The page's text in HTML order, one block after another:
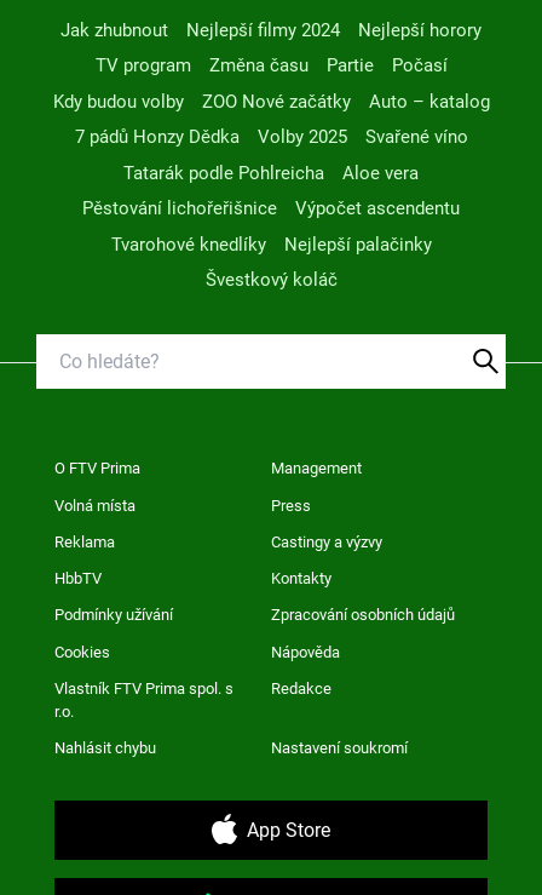
Jak zhubnout Nejlepší filmy 2024
Nejlepší horory
TV program
Změna času Partie
Počasí
Kdy budou volby
ZOO Nové začátky
Auto – katalog
7 pádů Honzy Dědka
Volby 2025
Svařené víno
Tatarák podle Pohlreicha
Aloe vera
Pěstování lichořeřišnice
Výpočet ascendentu
Tvarohové knedlíky
Nejlepší palačinky
Švestkový koláč
O FTV Prima Management
Volná místa Press
Reklama Castingy a výzvy
HbbTV Kontakty
Podmínky užívání Zpracování osobních údajů
Cookies Nápověda
Vlastník FTV Prima spol. s
r.o.
Redakce
Nahlásit chybu Nastavení soukromí
App Store